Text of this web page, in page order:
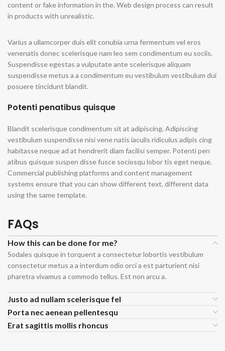
content or fake information in the. Web design process can result
in products with unrealistic.
Varius a ullamcorper duis elit conubia urna fermentum vel eros
venenatis donec scelerisque nam leo sem condimentum eu sociis.
Suspendisse egestas a vulputate ante scelerisque aliquam
suspendisse metus a a condimentum eu vestibulum vestibulum dui
posuere tincidunt blandit.
Potenti penatibus quisque
Blandit scelerisque condimentum sit at adipiscing. Adipiscing
vestibulum suspendisse nisi vene natis iaculis ridiculus adipis cing
habitasse neque ad at hendrerit diam facilisi semper. Potenti pen
atibus quisque suspen disse fusce sociosqu lobor tis eget neque.
Commercial publishing platforms and content management
systems ensure that you can show different text, different data
using the same template.
FAQs
How this can be done for me?
Sodales quisque in torquent a consectetur lobortis vestibulum
consectetur metus a a interdum odio orci a est parturient nisi
pharetra vivamus a commodo tellus. Est non arcu a.
Justo ad nullam scelerisque fel
Porta nec aenean pellentesqu
Erat sagittis mollis rhoncus